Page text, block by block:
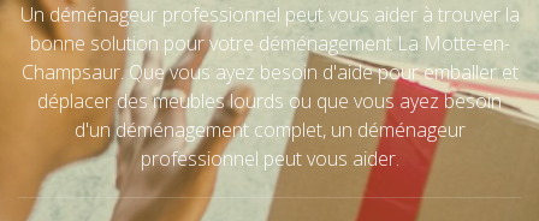
Un déménageur professionnel peut vous aider à trouver la
bonne solution pour votre déménagement La Motte-en-
Champsaur. Que vous ayez besoin d'aide pour emballer et
déplacer des meubles lourds ou que vous ayez besoin
d'un déménagement complet, un déménageur
professionnel peut vous aider.